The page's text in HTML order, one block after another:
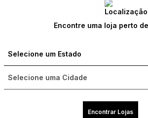
Encontre uma loja perto
Encontrar Lojas